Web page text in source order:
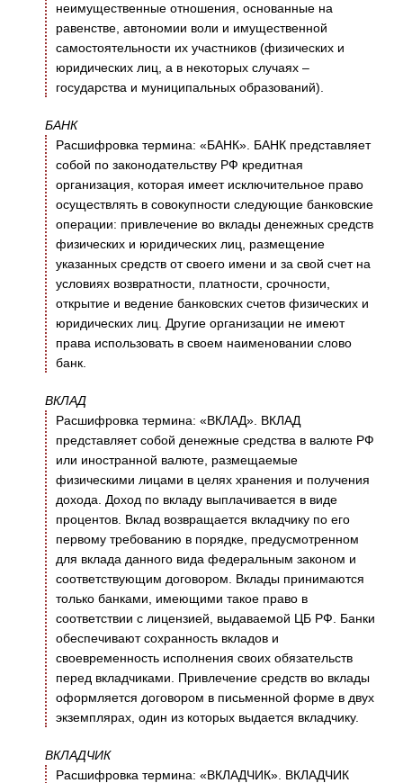
неимущественные отношения, основанные на
равенстве, автономии воли и имущественной
самостоятельности их участников (физических и
юридических лиц, а в некоторых случаях –
государства и муниципальных образований).
БАНК
Расшифровка термина: «БАНК». БАНК представляет
собой по законодательству РФ кредитная
организация, которая имеет исключительное право
осуществлять в совокупности следующие банковские
операции: привлечение во вклады денежных средств
физических и юридических лиц, размещение
указанных средств от своего имени и за свой счет на
условиях возвратности, платности, срочности,
открытие и ведение банковских счетов физических и
юридических лиц. Другие организации не имеют
права использовать в своем наименовании слово
банк.
ВКЛАД
Расшифровка термина: «ВКЛАД». ВКЛАД
представляет собой денежные средства в валюте РФ
или иностранной валюте, размещаемые
физическими лицами в целях хранения и получения
дохода. Доход по вкладу выплачивается в виде
процентов. Вклад возвращается вкладчику по его
первому требованию в порядке, предусмотренном
для вклада данного вида федеральным законом и
соответствующим договором. Вклады принимаются
только банками, имеющими такое право в
соответствии с лицензией, выдаваемой ЦБ РФ. Банки
обеспечивают сохранность вкладов и
своевременность исполнения своих обязательств
перед вкладчиками. Привлечение средств во вклады
оформляется договором в письменной форме в двух
экземплярах, один из которых выдается вкладчику.
ВКЛАДЧИК
Расшифровка термина: «ВКЛАДЧИК». ВКЛАДЧИК